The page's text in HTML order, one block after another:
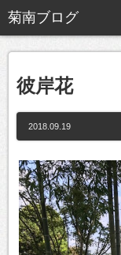
彼岸花
2018.09.19